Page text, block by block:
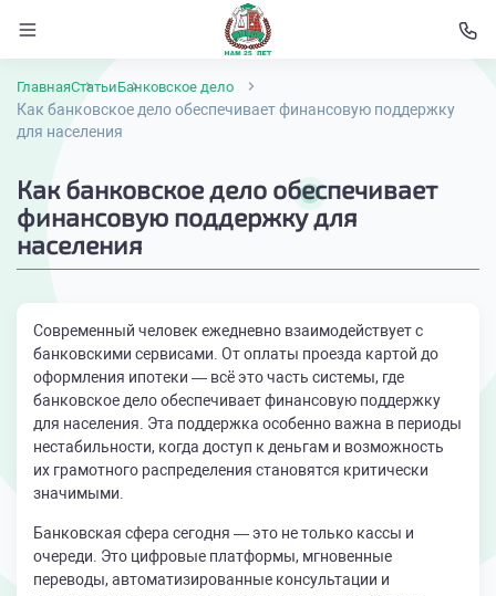
ГлавнаяСтатьиБанковское дело
Как банковское дело обеспечивает финансовую поддержку
для населения
Как банковское дело обеспечивает
финансовую поддержку для
населения
Современный человек ежедневно взаимодействует с
банковскими сервисами. От оплаты проезда картой до
оформления ипотеки — всё это часть системы, где
банковское дело обеспечивает финансовую поддержку
для населения. Эта поддержка особенно важна в периоды
нестабильности, когда доступ к деньгам и возможность
их грамотного распределения становятся критически
значимыми.
Банковская сфера сегодня — это не только кассы и
очереди. Это цифровые платформы, мгновенные
переводы, автоматизированные консультации и